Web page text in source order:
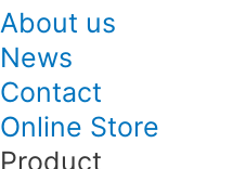
About us
News
Contact
Online Store
Product